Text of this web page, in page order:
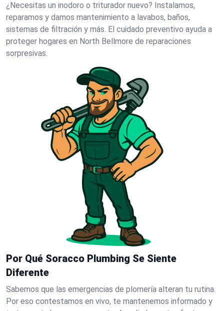
¿Necesitas un inodoro o triturador nuevo? Instalamos,
reparamos y damos mantenimiento a lavabos, baños,
sistemas de filtración y más. El cuidado preventivo ayuda a
proteger hogares en North Bellmore de reparaciones
sorpresivas.
Por Qué Soracco Plumbing Se Siente
Diferente
Sabemos que las emergencias de plomería alteran tu rutina.
Por eso contestamos en vivo, te mantenemos informado y